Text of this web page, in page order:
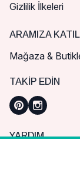
Gizlilik İlkeleri
ARAMIZA
Mağaza &
TAKIP EDIN
YARDIM
Sık Sorulan